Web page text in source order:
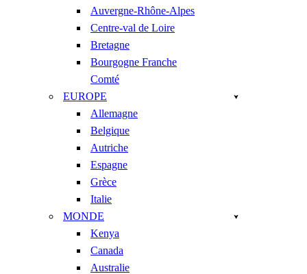
Auvergne-Rhône-Alpes
Centre-val de Loire
Bretagne
Bourgogne Franche
Comté
EUROPE
Allemagne
Belgique
Autriche
Espagne
Grèce
Italie
MONDE
Kenya
Canada
Australie